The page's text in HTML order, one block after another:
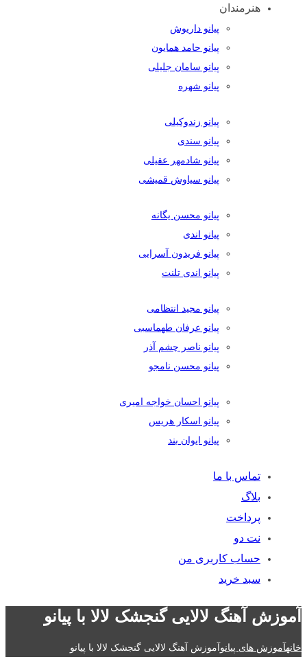
هنرمندان
پیانو داریوش
پیانو حامد همایون
پیانو سامان جلیلی
پیانو شهره
پیانو زندوکیلی
پیانو سندی
پیانو شادمهر عقیلی
پیانو سیاوش قمیشی
پیانو محسن یگانه
پیانو اندی
پیانو فریدون آسرایی
پیانو اندی تلنت
پیانو مجید انتظامی
پیانو عرفان طهماسبی
پیانو ناصر چشم آذر
پیانو محسن نامجو
پیانو احسان خواجه امیری
پیانو اسکار هریس
پیانو ایوان بند
تماس با ما
بلاگ
پرداخت
نت دو
حساب کاربری من
سبد خرید
آموزش آهنگ لالایی گنجشک لالا با پیانو
خانهآموزش های پیانوآموزش آهنگ لالایی گنجشک لالا با پیانو